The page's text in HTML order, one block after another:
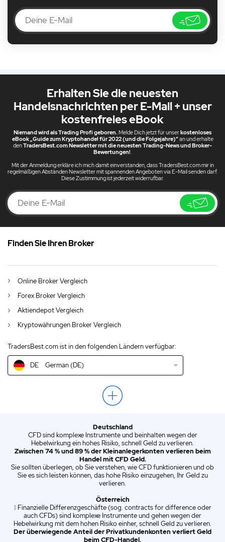
Erhalten Sie die neuesten
Handelsnachrichten per E-Mail + unser
kostenfreies eBook
Niemand wird als Trading Profi geboren. Melde Dich jetzt für unserkostenloses
eBook „Guide zum Kryptohandel für 2022 (und die Folgejahre)“an und erhalte
denTradersBest.com Newsletter mit die neuesten Trading-News und Broker-
Bewertungen!
Mit der Anmeldung erkläre ich mich damit einverstanden, dass TradersBest.com mir in
regelmäßigen Abständen Newsletter mit spannenden Angeboten via E-Mail senden darf.
Diese Zustimmung ist jederzeit widerrufbar.
Finden Sie Ihren Broker
Online Broker Vergleich
Forex Broker Vergleich
Aktiendepot Vergleich
Kryptowährungen Broker Vergleich
TradersBest.com ist in den folgenden Ländern verfügbar:
DE Vegane Aktien erobern die Märkte
AU English (AU)
English (CA)
GB English (UK)
IN English (IN)
NZ English (NZ)
US English (US)
IT Italian (IT)
DE German (DE)
Deutschland
CFD sind komplexe Instrumente und beinhalten wegen der
Hebelwirkung ein hohes Risiko, schnell Geld zu verlieren.
Zwischen 74 % und 89 % der Kleinanlegerkonten verlieren beim
Handel mit CFD Geld.
Sie sollten überlegen, ob Sie verstehen, wie CFD funktionieren und ob
Sie es sich leisten können, das hohe Risiko einzugehen, Ihr Geld zu
verlieren.
Österreich
❕ Finanzielle Differenzgeschäfte (sog. contracts for difference oder
auch CFDs) sind komplexe Instrumente und gehen wegen der
Hebelwirkung mit dem hohen Risiko einher, schnell Geld zu verlieren.
Der überwiegende Anteil der Privatkundenkonten verliert Geld
beim CFD-Handel.